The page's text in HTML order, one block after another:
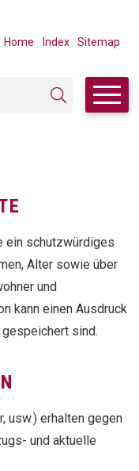
Home Index Sitemap
Suche starten
ein schutzwürdiges
Alter sowie über
und
kann einen Ausdruck
sind.
usw.) erhalten gegen
und aktuelle